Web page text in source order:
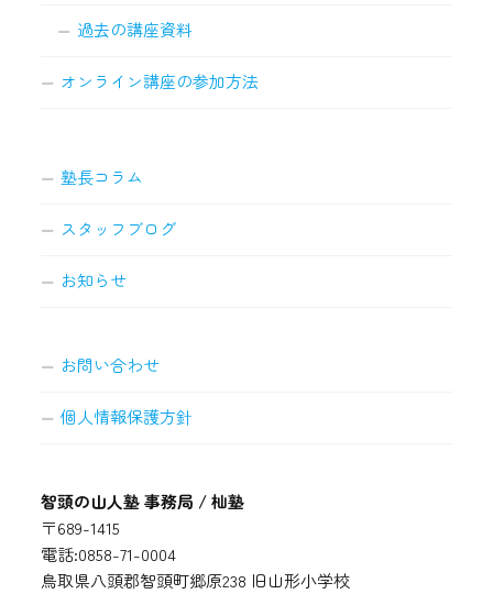
過去の講座資料
オンライン講座の参加方法
塾長コラム
スタッフブログ
お知らせ
お問い合わせ
個人情報保護方針
智頭の山人塾 事務局 / 杣塾
〒689-1415
電話:0858-71-0004
鳥取県八頭郡智頭町郷原238 旧山形小学校